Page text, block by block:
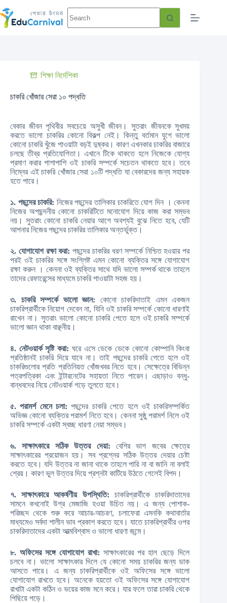
শিক্ষা নির্দেশিকা
চাকরি খোঁজার সেরা ১০ পদ্ধতি
বেকার জীবন পৃথিবীর সবচেয়ে অসুখী জীবন। সুতরাং জীবনকে সুখময়
করতে ভালো চাকরির কোনো বিকল্প নেই। কিন্তু বর্তমান যুগে ভালো
কোনো চাকরি খুঁজে পাওয়াটা বড়ই দুষ্কর। কারণ এখনকার চাকরির বাজারে
চলছে তীব্র প্রতিযোগিতা। এখানে টিকে থাকতে হলে নিজেকে যোগ্য
প্রমাণ করার পাশাপাশি ওই চাকরি সম্পর্কে সচেতন থাকতে হবে। তবে
নিম্নের এই চাকরি খোঁজার সেরা ১০টি পদ্ধতি যা বেকারদের জন্য সহায়ক
হতে পারে।
১. পছন্দের চাকরি: নিজের পছন্দের তালিকার চাকরিতে যোগ দিন । কেননা
নিজের অপছন্দনীয় কোনো চাকরিটিতে মনোযোগ দিয়ে কাজ করা সম্ভব
নয়। সুতরাং কোনো চাকরি নেয়ার আগে অবশ্যই বুঝে নিতে হবে, যেটি
আপনার নিজের পছন্দের চাকরির তালিকার অন্তর্ভুক্ত।
২. যোগাযোগ রক্ষা করা: পছন্দের চাকরির ধরণ সম্পর্কে নিশ্চিত হওয়ার পর
পরই ওই চাকরির সঙ্গে সংশ্লিষ্ট এমন কোনো ব্যক্তির সঙ্গে যোগাযোগ
রক্ষা করুন । কেননা ওই ব্যক্তির সাথে যদি ভালো সম্পর্ক থাকে তাহলে
তাদের রেফারেন্সের মাধ্যমে চাকরি পাওয়াটা সহজ হয়।
৩. চাকরি সম্পর্কে ভালো জ্ঞান: কোনো চাকরিদাতাই এমন একজন
চাকরিপ্রার্থীকে নিয়োগ দেবেন না, যিনি ওই চাকরি সম্পর্কে কোনো ধারণাই
রাখেন না। সুতরাং ভালো কোনো চাকরি পেতে হলে ওই চাকরি সম্পর্কে
ভালো জ্ঞান থাকা বাঞ্ছনীয়।
৪. নেটওয়ার্ক সৃষ্টি করা: ঘরে এসে ডেকে ডেকে কোনো কোম্পানি কিংবা
প্রতিষ্ঠানই চাকরি দিয়ে যাবে না। তাই পছন্দের চাকরি পেতে হলে ওই
চাকরিগুলোর প্রতি প্রতিনিয়ত খোঁজখবর নিতে হবে। সেক্ষেত্রে বিভিন্ন
পত্রপত্রিকা এবং ইন্টারনেটের সহায়তা নিতে পারেন। এছাড়াও বন্ধু-
বান্ধবদের নিয়ে নেটওয়ার্ক গড়ে তুলতে হবে।
৫. পরামর্শ মেনে চলা: পছন্দের চাকরি পেতে হলে ওই চাকরিসম্পর্কিত
অভিজ্ঞ কোনো ব্যক্তির পরামর্শ নিতে হবে। কেননা সুষ্ঠু পরামর্শ নিলে ওই
চাকরি সম্পর্কে একটা স্বচ্ছ ধারণা নেয়া সম্ভব।
৬. সাক্ষাৎকারে সঠিক উত্তর দেয়া: বেশির ভাগ জবের ক্ষেত্রে
সাক্ষাৎকারের প্রয়োজন হয়। সব প্রশ্নের সঠিক উত্তর দেয়ার চেষ্টা
করতে হবে। যদি উত্তর না জানা থাকে তাহলে পারি না বা জানি না বলাই
শ্রেয়। কারণ ভুল উত্তর দিয়ে প্রশ্নটা কাটিয়ে উঠতে গেলেই বিপদ।
৭. সাক্ষাৎকারে আকর্ষণীয় উপস্থিতি: চাকরিপ্রার্থীকে চাকরিদাতাদের
সামনে কখনোই উগ্র মেজাজি হওয়া উচিত নয়। এ জন্য পোশাক-
পরিচ্ছদ থেকে শুরু করে আচার-আচরণ, চলাফেরা এমনকি কথাবার্তার
মাধ্যমেও সর্বদা শালীন ভাব প্রকাশ করতে হবে। যাতে চাকরিপ্রার্থীর ওপর
চাকরিদাতাদের একটা আত্মবিশ্বাস ও ভালো ধারণা জন্মে।
৮. অফিসের সঙ্গে যোগাযোগ রাখা: সাক্ষাৎকারের পর হাল ছেড়ে দিলে
চলবে না। ভালো সাক্ষাৎকার দিলে যে কোনো সময় চাকরির জন্য ডাক
আসতে পারে। এ জন্য চাকরিপ্রার্থীকে ওই অফিসের সঙ্গে ভালো
যোগাযোগ রাখতে হবে। অনেকে হয়তো ওই অফিসের সঙ্গে যোগাযোগ
রাখাটা একটা কঠিন ও ভয়ের কাজ মনে করে। যার ফলে তারা চাকরি থেকে
পিছিয়ে পড়ে।